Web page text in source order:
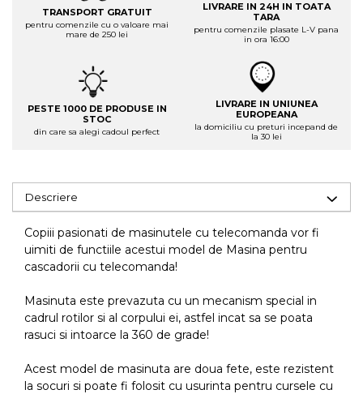
TRANSPORT GRATUIT
pentru comenzile cu o valoare mai
mare de 250 lei
LIVRARE IN 24H IN TOATA
TARA
pentru comenzile plasate L-V pana
in ora 16:00
PESTE 1000 DE PRODUSE IN
STOC
din care sa alegi cadoul perfect
LIVRARE IN UNIUNEA
EUROPEANA
la domiciliu cu preturi incepand de
la 30 lei
Descriere
Copiii pasionati de masinutele cu telecomanda vor fi
uimiti de functiile acestui model de Masina pentru
cascadorii cu telecomanda!
Masinuta este prevazuta cu un mecanism special in
cadrul rotilor si al corpului ei, astfel incat sa se poata
rasuci si intoarce la 360 de grade!
Acest model de masinuta are doua fete, este rezistent
la socuri si poate fi folosit cu usurinta pentru cursele cu